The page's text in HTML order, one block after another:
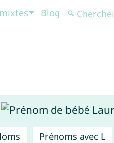
Blog
Prénoms avec L